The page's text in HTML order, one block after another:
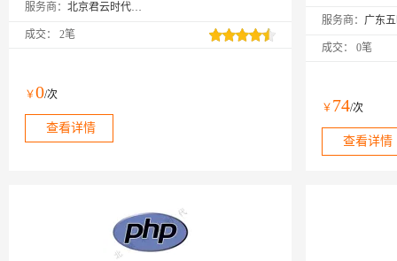
理工具。
服务商： 北京君云时代科技有限公司
成交： 2笔
￥0/次
查看详情
城，手机商城
服务商：
成交： 0笔
￥ 74/次
查看详情